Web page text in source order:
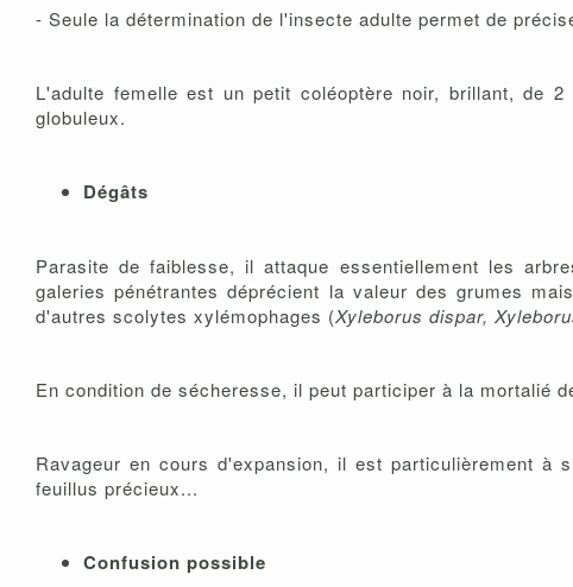
- Seule la détermination de l'insecte adulte permet de
L'adulte femelle est un petit coléoptère noir, brillant, de
globuleux.
Dégâts
Parasite de faiblesse, il attaque essentiellement les
galeries pénétrantes déprécient la valeur des grumes
d'autres scolytes xylémophages (Xyleborus dispar,
En condition de sécheresse, il peut participer à la mortalié
Ravageur en cours d'expansion, il est particulièrement à
feuillus précieux...
Confusion possible